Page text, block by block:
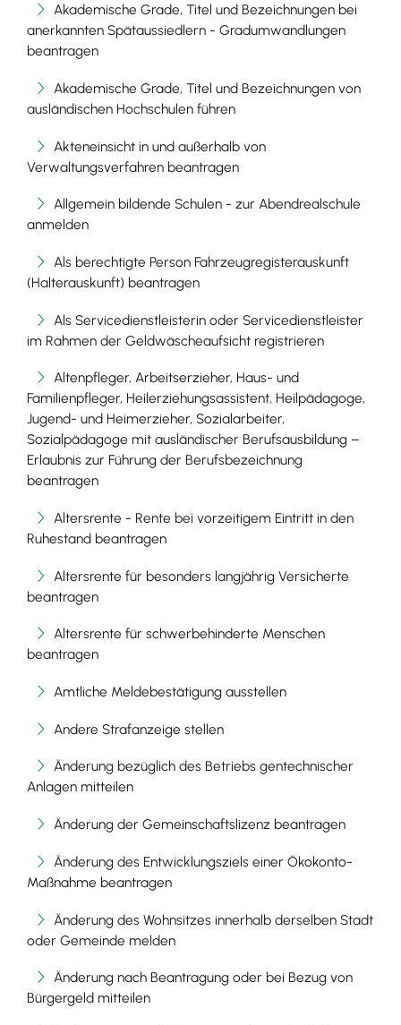
Akademische Grade, Titel und Bezeichnungen bei
anerkannten Spätaussiedlern - Gradumwandlungen
beantragen
Akademische Grade, Titel und Bezeichnungen von
ausländischen Hochschulen führen
Akteneinsicht in und außerhalb von
Verwaltungsverfahren beantragen
Allgemein bildende Schulen - zur Abendrealschule
anmelden
Als berechtigte Person Fahrzeugregisterauskunft
(Halterauskunft) beantragen
Als Servicedienstleisterin oder Servicedienstleister
im Rahmen der Geldwäscheaufsicht registrieren
Altenpfleger, Arbeitserzieher, Haus- und
Familienpfleger, Heilerziehungsassistent, Heilpädagoge,
Jugend- und Heimerzieher, Sozialarbeiter,
Sozialpädagoge mit ausländischer Berufsausbildung –
Erlaubnis zur Führung der Berufsbezeichnung
beantragen
Altersrente - Rente bei vorzeitigem Eintritt in den
Ruhestand beantragen
Altersrente für besonders langjährig Versicherte
beantragen
Altersrente für schwerbehinderte Menschen
beantragen
Amtliche Meldebestätigung ausstellen
Andere Strafanzeige stellen
Änderung bezüglich des Betriebs gentechnischer
Anlagen mitteilen
Änderung der Gemeinschaftslizenz beantragen
Änderung des Entwicklungsziels einer Ökokonto-
Maßnahme beantragen
Änderung des Wohnsitzes innerhalb derselben Stadt
oder Gemeinde melden
Änderung nach Beantragung oder bei Bezug von
Bürgergeld mitteilen